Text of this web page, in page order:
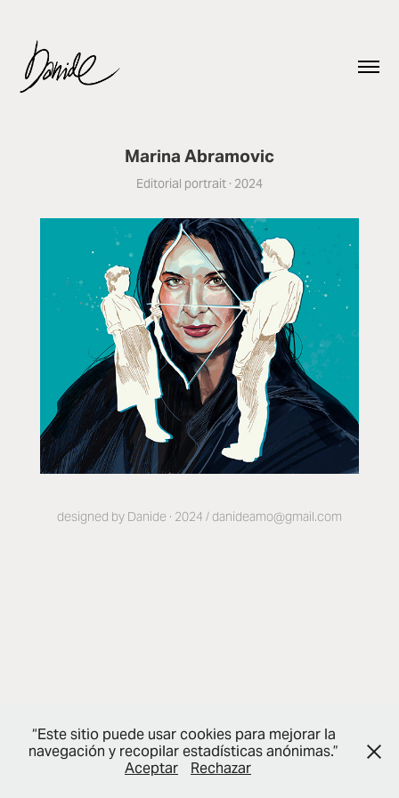
Marina Abramovic
Editorial portrait · 2024
designed by Danide · 2024 / danideamo@gmail.com
“Este sitio puede usar cookies para mejorar la
navegación y recopilar estadísticas anónimas.”
Aceptar
Rechazar